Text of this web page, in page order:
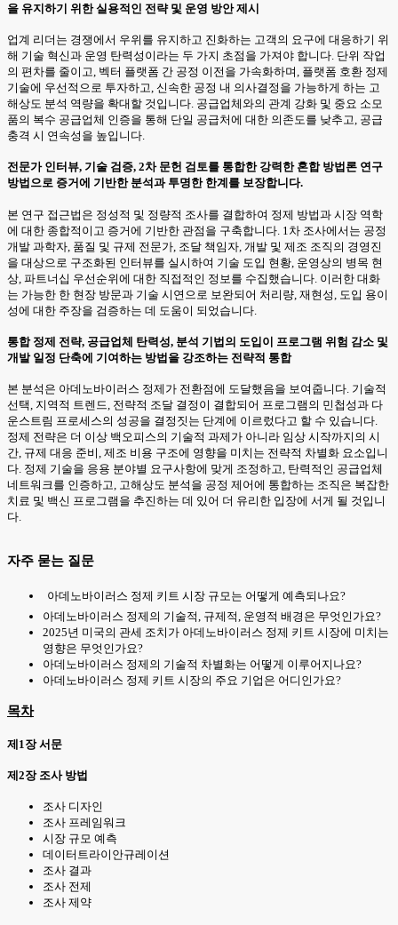
을 유지하기 위한 실용적인 전략 및 운영 방안 제시
업계 리더는 경쟁에서 우위를 유지하고 진화하는 고객의 요구에 대응하기 위
해 기술 혁신과 운영 탄력성이라는 두 가지 초점을 가져야 합니다. 단위 작업
의 편차를 줄이고, 벡터 플랫폼 간 공정 이전을 가속화하며, 플랫폼 호환 정제
기술에 우선적으로 투자하고, 신속한 공정 내 의사결정을 가능하게 하는 고
해상도 분석 역량을 확대할 것입니다. 공급업체와의 관계 강화 및 중요 소모
품의 복수 공급업체 인증을 통해 단일 공급처에 대한 의존도를 낮추고, 공급
충격 시 연속성을 높입니다.
전문가 인터뷰, 기술 검증, 2차 문헌 검토를 통합한 강력한 혼합 방법론 연구
방법으로 증거에 기반한 분석과 투명한 한계를 보장합니다.
본 연구 접근법은 정성적 및 정량적 조사를 결합하여 정제 방법과 시장 역학
에 대한 종합적이고 증거에 기반한 관점을 구축합니다. 1차 조사에서는 공정
개발 과학자, 품질 및 규제 전문가, 조달 책임자, 개발 및 제조 조직의 경영진
을 대상으로 구조화된 인터뷰를 실시하여 기술 도입 현황, 운영상의 병목 현
상, 파트너십 우선순위에 대한 직접적인 정보를 수집했습니다. 이러한 대화
는 가능한 한 현장 방문과 기술 시연으로 보완되어 처리량, 재현성, 도입 용이
성에 대한 주장을 검증하는 데 도움이 되었습니다.
통합 정제 전략, 공급업체 탄력성, 분석 기법의 도입이 프로그램 위험 감소 및
개발 일정 단축에 기여하는 방법을 강조하는 전략적 통합
본 분석은 아데노바이러스 정제가 전환점에 도달했음을 보여줍니다. 기술적
선택, 지역적 트렌드, 전략적 조달 결정이 결합되어 프로그램의 민첩성과 다
운스트림 프로세스의 성공을 결정짓는 단계에 이르렀다고 할 수 있습니다.
정제 전략은 더 이상 백오피스의 기술적 과제가 아니라 임상 시작까지의 시
간, 규제 대응 준비, 제조 비용 구조에 영향을 미치는 전략적 차별화 요소입니
다. 정제 기술을 응용 분야별 요구사항에 맞게 조정하고, 탄력적인 공급업체
네트워크를 인증하고, 고해상도 분석을 공정 제어에 통합하는 조직은 복잡한
치료 및 백신 프로그램을 추진하는 데 있어 더 유리한 입장에 서게 될 것입니
다.
자주 묻는 질문
아데노바이러스 정제 키트 시장 규모는 어떻게 예측되나요?
아데노바이러스 정제의 기술적, 규제적, 운영적 배경은 무엇인가요?
2025년 미국의 관세 조치가 아데노바이러스 정제 키트 시장에 미치는
영향은 무엇인가요?
아데노바이러스 정제의 기술적 차별화는 어떻게 이루어지나요?
아데노바이러스 정제 키트 시장의 주요 기업은 어디인가요?
목차
제1장 서문
제2장 조사 방법
조사 디자인
조사 프레임워크
시장 규모 예측
데이터트라이안규레이션
조사 결과
조사 전제
조사 제약